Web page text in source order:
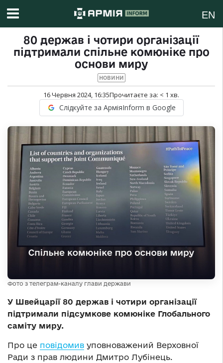
EN
80 держав і чотири організації
підтримали спільне комюніке про
основи миру
НОВИНИ
16 Червня 2024, 16:35Прочитаєте за: < 1 хв.
Слідкуйте за АрміяInform в Google
Фото з телеграм-каналу глави держави
У Швейцарії 80 держав і чотири організації
підтримали підсумкове комюніке Глобального
саміту миру.
Про це повідомив уповноважений Верховної
Ради з прав людини Дмитро Лубінець.